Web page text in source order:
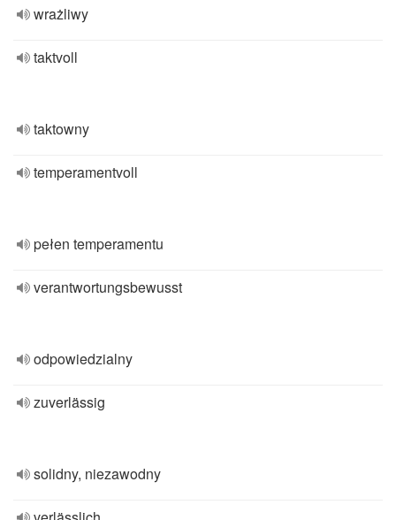
wrażliwy
taktvoll
taktowny
temperamentvoll
pełen temperamentu
verantwortungsbewusst
odpowiedzialny
zuverlässig
solidny, niezawodny